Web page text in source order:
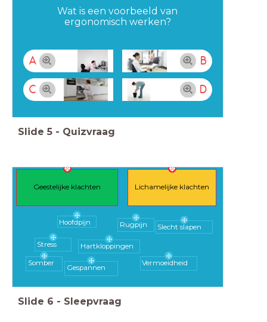
Wat is een voorbeeld van
ergonomisch werken?
A B
C D
Slide 5 - Quizvraag
Geestelijke klachten Lichamelijke klachten
Stress
Rugpijn
Gespannen
Hoofdpijn
Vermoeidheid
Somber
Slecht slapen
Hartkloppingen
Slide 6 - Sleepvraag